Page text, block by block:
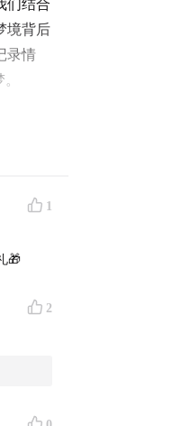
们结合
境背后
录情
来评
居温
1
🎁
2